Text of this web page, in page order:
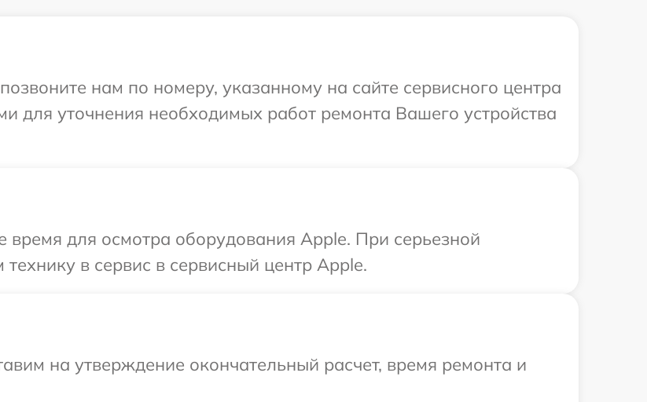
нам по номеру, указанному на сайте сервисного центра
для уточнения необходимых работ ремонта Вашего устройства
для осмотра оборудования Apple. При серьезной
в сервис в сервисный центр Apple.
на утверждение окончательный расчет, время ремонта и